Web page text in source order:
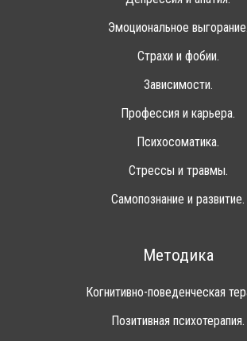
Эмоциональное выгорание.
Страхи и фобии.
Зависимости.
Профессия и карьера.
Психосоматика.
Стрессы и травмы.
Самопознание и развитие.
Методика
Когнитивно-поведенческая
Позитивная психотерапия.